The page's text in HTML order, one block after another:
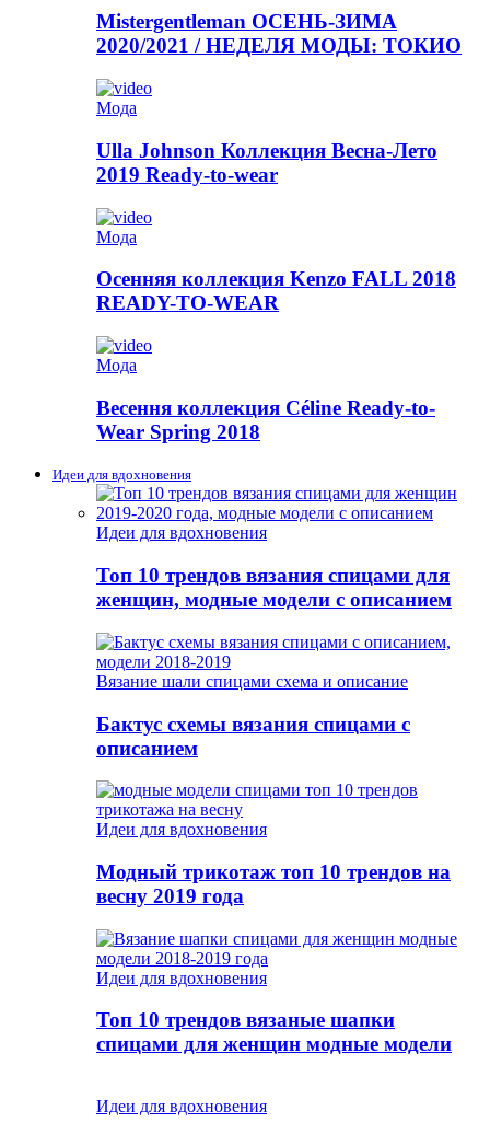
Mistergentleman ОСЕНЬ-ЗИМА
2020/2021 / НЕДЕЛЯ МОДЫ: ТОКИО
Мода
Ulla Johnson Коллекция Весна-Лето
2019 Ready-to-wear
Мода
Осенняя коллекция Kenzo FALL 2018
READY-TO-WEAR
Мода
Весення коллекция Céline Ready-to-
Wear Spring 2018
Идеи для вдохновения
Идеи для вдохновения
Топ 10 трендов вязания спицами для
женщин, модные модели с описанием
Вязание шали спицами схема и описание
Бактус схемы вязания спицами с
описанием
Идеи для вдохновения
Модный трикотаж топ 10 трендов на
весну 2019 года
Идеи для вдохновения
Топ 10 трендов вязаные шапки
спицами для женщин модные модели
Идеи для вдохновения